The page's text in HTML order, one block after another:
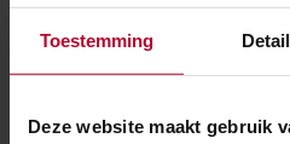
Toestemming
Deze website maakt gebruik
lijn goed te beheren en te
voorzien. Zo maken we